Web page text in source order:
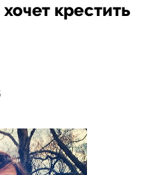
крестить